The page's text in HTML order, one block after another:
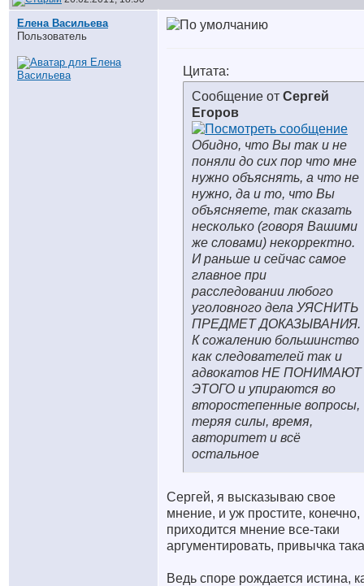
Елена Васильева
Пользователь
Цитата:
Сообщение от Сергей
Егоров
Обидно, что Вы так и не
поняли до сих пор что мне
нужно объяснять, а что не
нужно, да и то, что Вы
объясняете, так сказать
несколько (говоря Вашими
же словами) некорректно.
И раньше и сейчас самое
главное при
расследовании любого
уголовного дела УЯСНИТЬ
ПРЕДМЕТ ДОКАЗЫВАНИЯ.
К сожалению большинство
как следователей так и
адвокатов НЕ ПОНИМАЮТ
ЭТОГО и упираются во
второстепенные вопросы,
теряя силы, время,
авторитет и всё
остальное
Сергей, я высказываю свое
мнение, и уж простите, конечно,
приходится мнение все-таки
аргументировать, привычка
Ведь споре рождается истина,